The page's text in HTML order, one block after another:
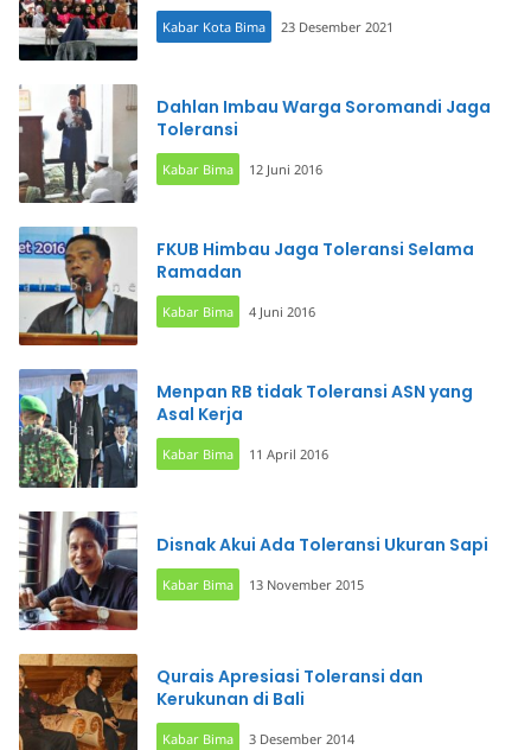
Kabar Kota Bima 23 Desember 2021
Dahlan Imbau Warga Soromandi Jaga
Toleransi
Kabar Bima 12 Juni 2016
FKUB Himbau Jaga Toleransi Selama
Ramadan
Kabar Bima 4 Juni 2016
Menpan RB tidak Toleransi ASN yang
Asal Kerja
Kabar Bima 11 April 2016
Disnak Akui Ada Toleransi Ukuran Sapi
Kabar Bima 13 November 2015
Qurais Apresiasi Toleransi dan
Kerukunan di Bali
Kabar Bima 3 Desember 2014